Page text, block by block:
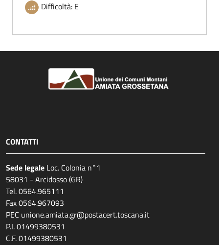
Difficoltà: E
CONTATTI
Sede legale Loc. Colonia n°1
58031 - Arcidosso (GR)
Tel. 0564.965111
Fax 0564.967093
PEC unione.amiata.gr@postacert.toscana.it
P.I. 01499380531
C.F. 01499380531